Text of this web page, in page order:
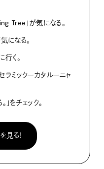
Tree」が気になる。
になる。
行く。
ラミックーカタルーニャ
」をチェック。
見る！